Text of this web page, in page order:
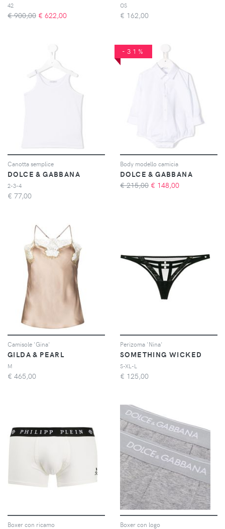
42
€ 900,00 € 622,00
OS
€ 162,00
Canotta semplice
DOLCE & GABBANA
2-3-4
€ 77,00
-31%
Body modello camicia
DOLCE & GABBANA
€ 215,00 € 148,00
Camisole 'Gina'
GILDA & PEARL
M
€ 465,00
Perizoma 'Nina'
SOMETHING WICKED
S-XL-L
€ 125,00
Boxer con ricamo Boxer con logo